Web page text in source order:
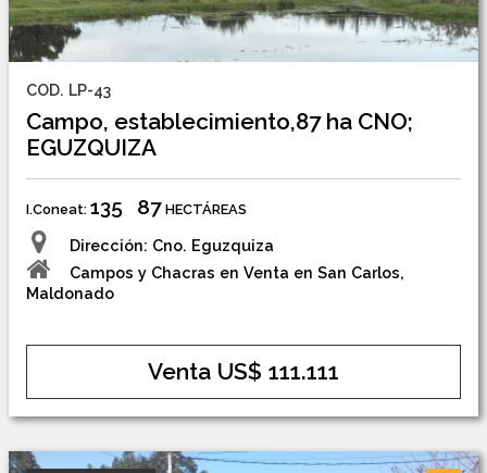
COD. LP-43
Campo, establecimiento,87 ha CNO;
EGUZQUIZA
I.Coneat: 135 87HECTÁREAS
Dirección: Cno. Eguzquiza
Campos y Chacras en Venta en San Carlos,
Maldonado
Venta US$ 111.111